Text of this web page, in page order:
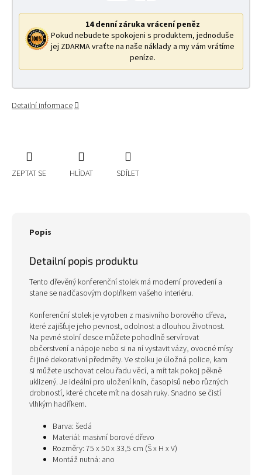
14 denní záruka vrácení peněz
Pokud nebudete spokojeni s produktem, jednoduše
jej ZDARMA vraťte na naše náklady a my vám vrátíme
peníze.
Detailní informace
ZEPTAT SE HLÍDAT SDÍLET
Popis
Detailní popis produktu
Tento dřevěný konferenční stolek má moderní provedení a
stane se nadčasovým doplňkem vašeho interiéru.
Konferenční stolek je vyroben z masivního borového dřeva,
které zajišťuje jeho pevnost, odolnost a dlouhou životnost.
Na pevné stolní desce můžete pohodlně servírovat
občerstvení a nápoje nebo si na ní vystavit vázy, ovocné mísy
či jiné dekorativní předměty. Ve stolku je úložná police, kam
si můžete uschovat celou řadu věcí, a mít tak pokoj pěkně
uklizený. Je ideální pro uložení knih, časopisů nebo různých
drobností, které chcete mít na dosah ruky. Snadno se čistí
vlhkým hadříkem.
Barva: šedá
Materiál: masivní borové dřevo
Rozměry: 75 x 50 x 33,5 cm (Š x H x V)
Montáž nutná: ano